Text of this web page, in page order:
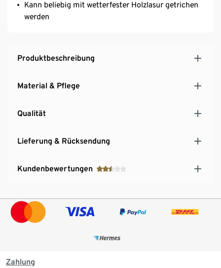
Kann beliebig mit wetterfester Holzlasur getrichen
werden
Produktbeschreibung
Material & Pflege
Qualität
Lieferung & Rücksendung
Kundenbewertungen
Zahlung